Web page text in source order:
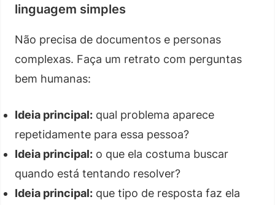
linguagem simples
Não precisa de documentos e personas
complexas. Faça um retrato com perguntas
bem humanas:
Ideia principal: qual problema aparece
repetidamente para essa pessoa?
Ideia principal: o que ela costuma buscar
quando está tentando resolver?
Ideia principal: que tipo de resposta faz ela